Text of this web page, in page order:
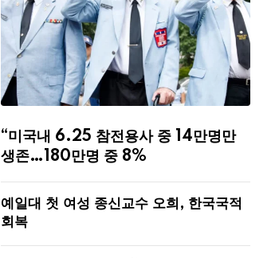
“미국내 6.25 참전용사 중 14만명만
생존…180만명 중 8%
예일대 첫 여성 종신교수 오희, 한국국적
회복